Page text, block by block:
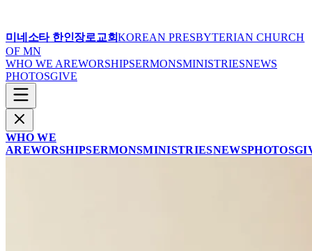
미네소타 한인장로교회KOREAN PRESBYTERIAN CHURCH
OF MN
WHO WE AREWORSHIPSERMONSMINISTRIESNEWS
PHOTOSGIVE
WHO WE
AREWORSHIPSERMONSMINISTRIESNEWSPHOTOS